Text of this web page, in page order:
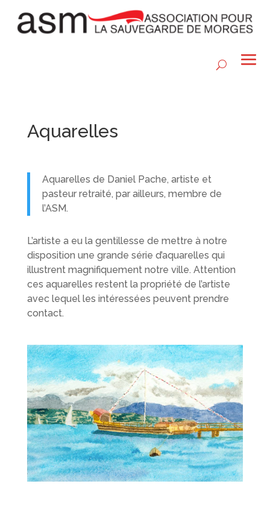
Aquarelles
Aquarelles de Daniel Pache, artiste et
pasteur retraité, par ailleurs, membre de
l’ASM.
L’artiste a eu la gentillesse de mettre à notre
disposition une grande série d’aquarelles qui
illustrent magnifiquement notre ville. Attention
ces aquarelles restent la propriété de l’artiste
avec lequel les intéressées peuvent prendre
contact.